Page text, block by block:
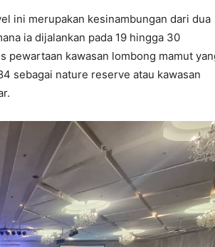
ini merupakan kesinambungan dari dua
ia dijalankan pada 19 hingga 30
pewartaan kawasan lombong mamut
sebagai nature reserve atau kawasan